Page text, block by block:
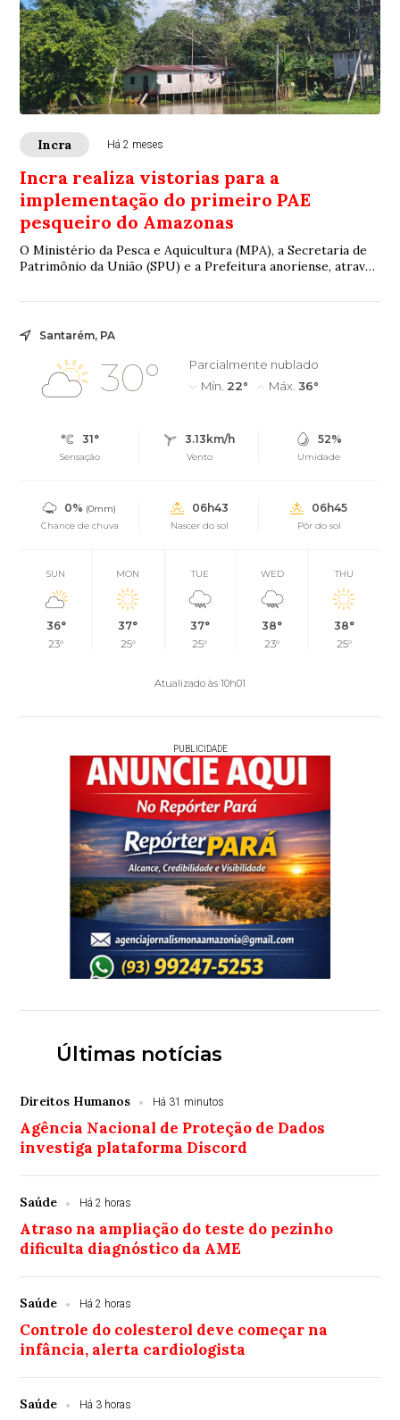
Incra Há 2 meses
Incra realiza vistorias para a
implementação do primeiro PAE
pesqueiro do Amazonas
O Ministério da Pesca e Aquicultura (MPA), a Secretaria de
Patrimônio da União (SPU) e a Prefeitura anoriense, através
Incra para a garantia da implementação do PAE.
Santarém, PA
30°
Parcialmente nublado
Mín. 22° Máx. 36°
31°
Sensação
3.13km/h
Vento
52%
Umidade
0% (0mm)
Chance de chuva
06h43
Nascer do sol
06h45
Pôr do sol
SUN
36°
23°
MON
37°
25°
TUE
37°
25°
WED
38°
23°
THU
38°
25°
Atualizado às 10h01
PUBLICIDADE
Últimas notícias
Direitos Humanos Há 31 minutos
Agência Nacional de Proteção de Dados
investiga plataforma Discord
Saúde Há 2 horas
Atraso na ampliação do teste do pezinho
dificulta diagnóstico da AME
Saúde Há 2 horas
Controle do colesterol deve começar na
infância, alerta cardiologista
Saúde Há 3 horas